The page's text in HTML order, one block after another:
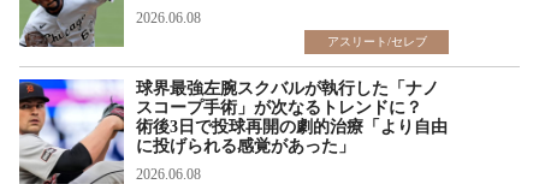
2026.06.08
アスリート/セレブ
球界最強左腕スクバルが執行した「ナノ
スコープ手術」が次なるトレンドに？
術後3日で投球再開の劇的治療「より自由
に投げられる感覚があった」
2026.06.08